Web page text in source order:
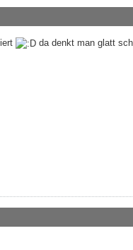
da denkt man glatt